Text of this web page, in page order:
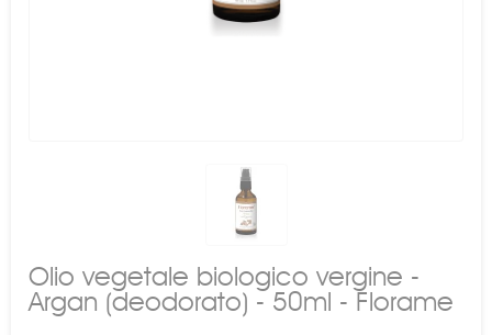
Olio vegetale biologico vergine -
Argan (deodorato) - 50ml - Florame